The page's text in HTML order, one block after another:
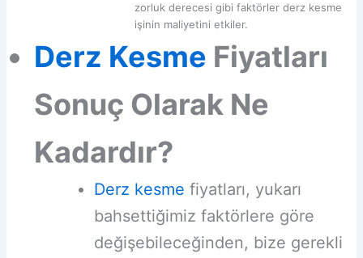
zorluk derecesi gibi faktörler derz kesme
işinin maliyetini etkiler.
Derz Kesme Fiyatları
Sonuç Olarak Ne
Kadardır?
Derz kesme fiyatları, yukarı
bahsettiğimiz faktörlere göre
değişebileceğinden, bize gerekli